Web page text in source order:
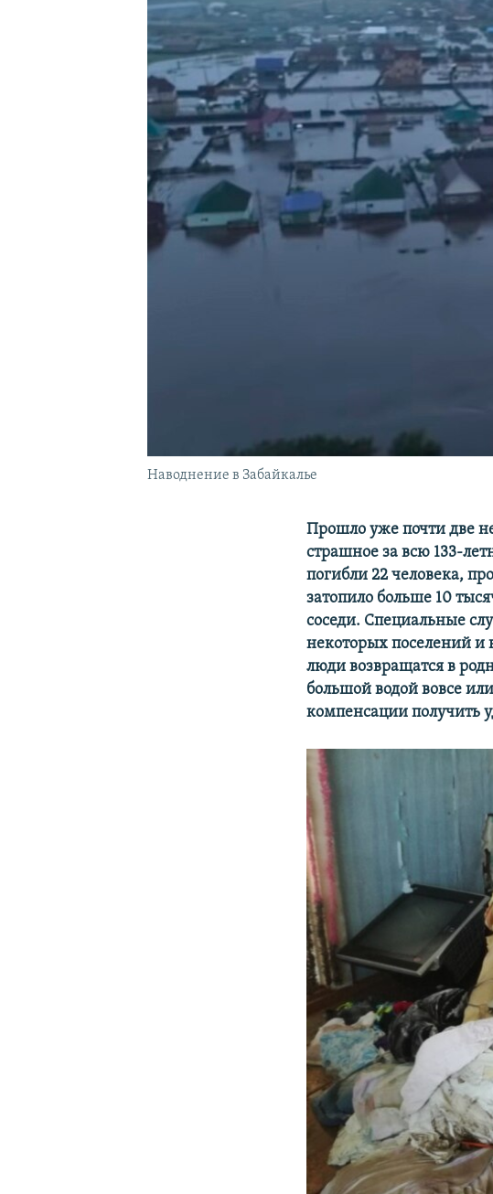
КРЫМ.НЕПОКОРЕННЫЙ
УКРАИНСКАЯ ПРОБЛЕМА КРЫМА
Наводнение в Забайкалье
Прошло уже почти две
страшное за всю 133-
погибли 22 человека,
затопило больше 10
соседи. Специальные
некоторых поселений и
люди возвращатся в
большой водой вовсе
компенсации получить